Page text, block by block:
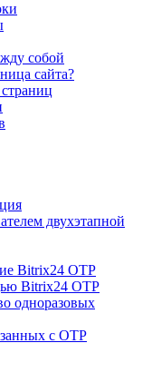
собой
сайта?
двухэтапной
Bitrix24 OTP
Bitrix24 OTP
одноразовых
с OTP